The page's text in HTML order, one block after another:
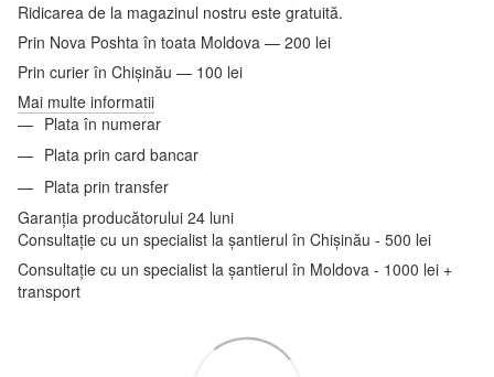
Ridicarea de la magazinul nostru este gratuită.
Prin Nova Poshta în toata Moldova — 200 lei
Prin curier în Chișinău — 100 lei
Mai multe informatii
Plata în numerar
Plata prin card bancar
Plata prin transfer
Garanția producătorului 24 luni
Consultație cu un specialist la șantierul în Chișinău - 500 lei
Consultație cu un specialist la șantierul în Moldova - 1000 lei +
transport